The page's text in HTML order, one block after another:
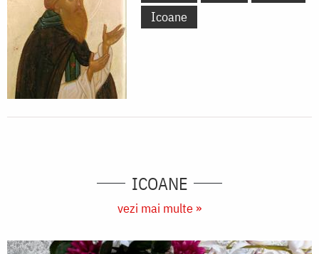
Icoane
ICOANE
vezi mai multe »